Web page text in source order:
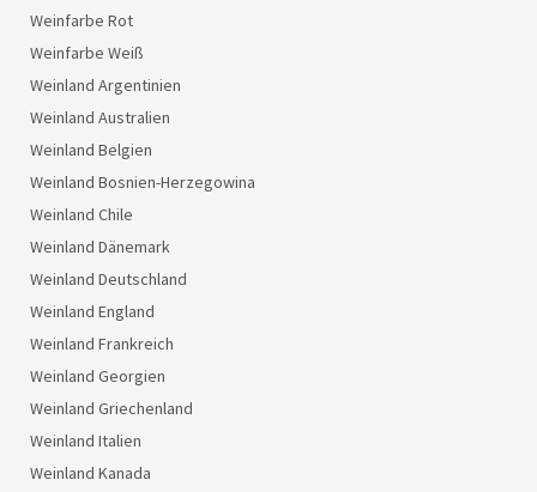
Weinfarbe Rot
Weinfarbe Weiß
Weinland Argentinien
Weinland Australien
Weinland Belgien
Weinland Bosnien-Herzegowina
Weinland Chile
Weinland Dänemark
Weinland Deutschland
Weinland England
Weinland Frankreich
Weinland Georgien
Weinland Griechenland
Weinland Italien
Weinland Kanada